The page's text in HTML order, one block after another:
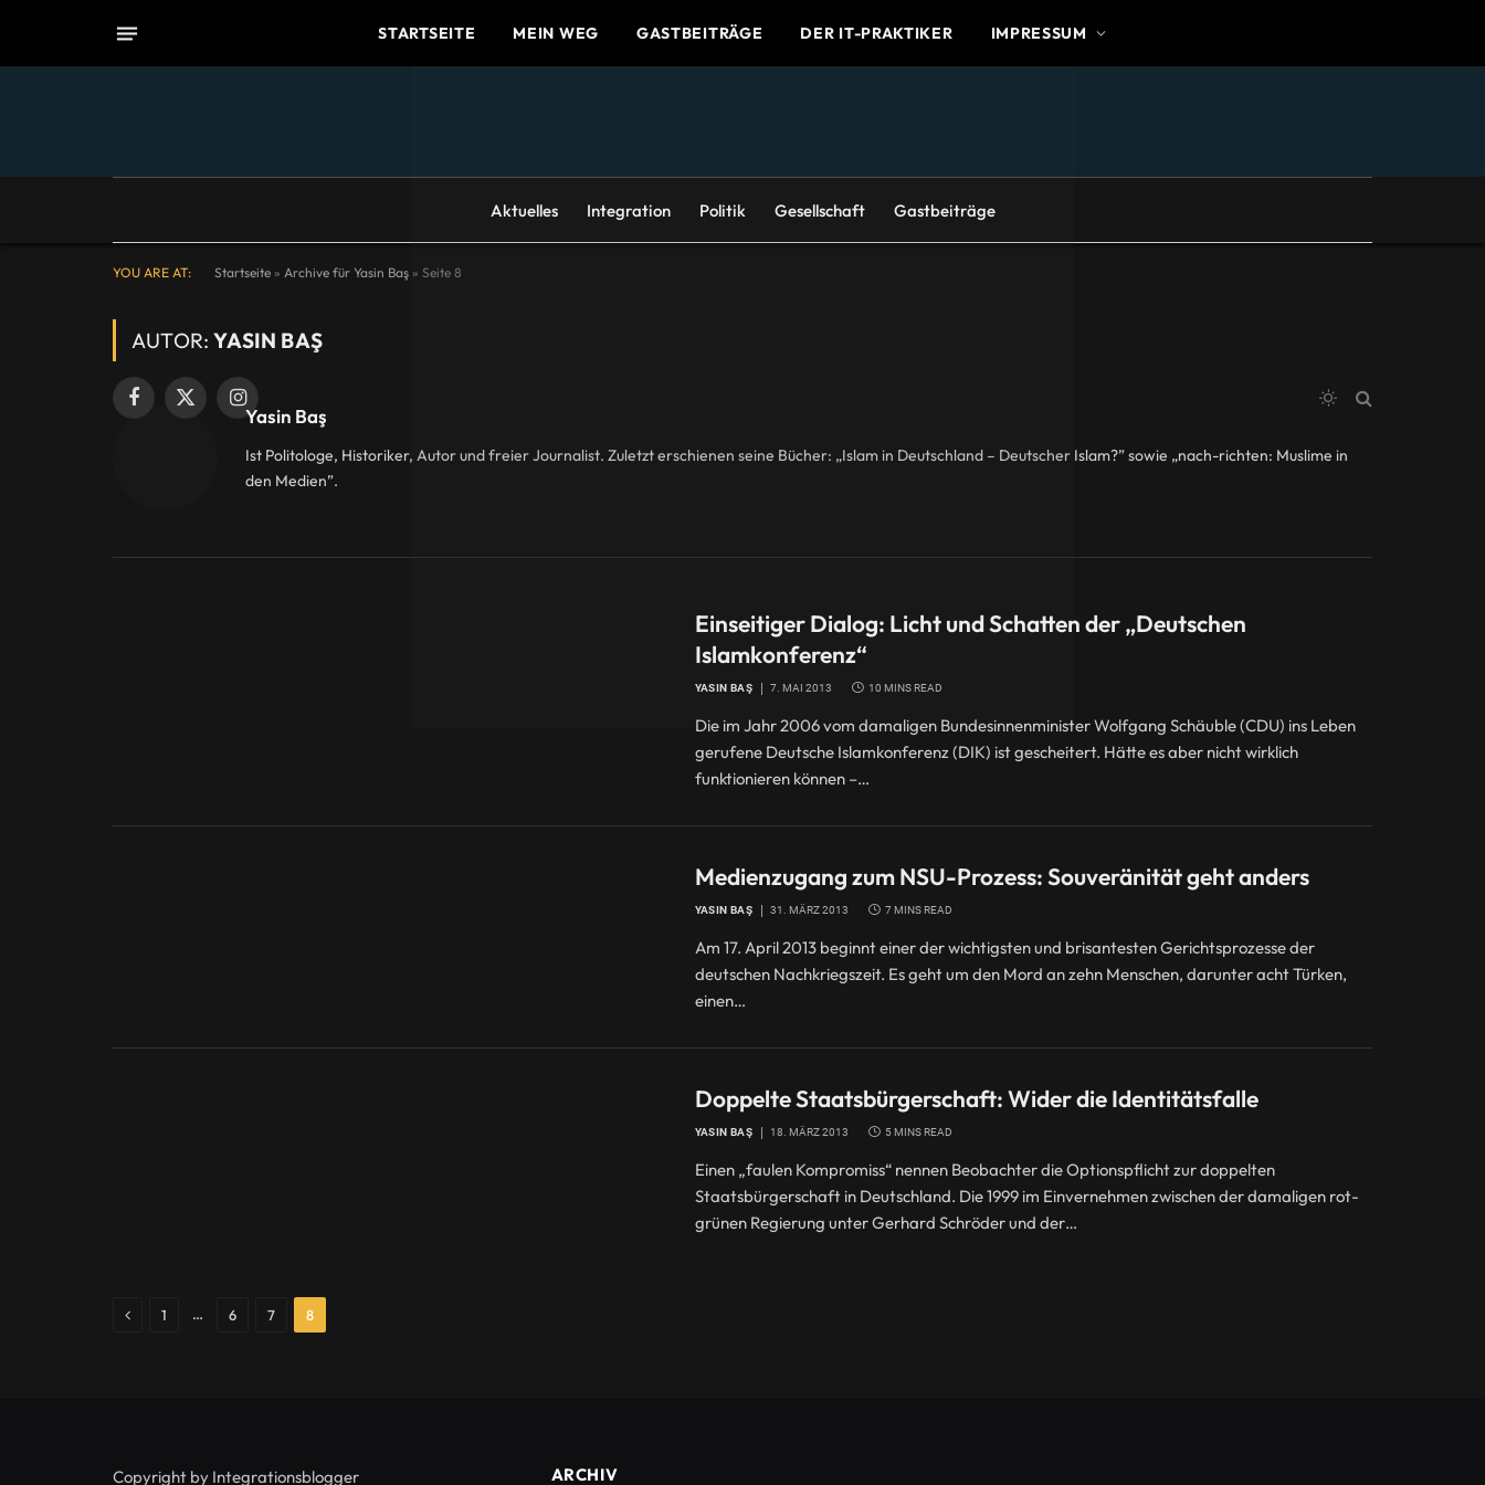
STARTSEITE MEIN WEG GASTBEITRÄGE DER IT-PRAKTIKER IMPRESSUM
Facebook
X
Instagram
Aktuelles Integration Politik Gesellschaft Gastbeiträge
YOU ARE AT: Startseite » Archive für Yasin Baş » Seite 8
AUTOR:YASIN BAŞ
Yasin Baş
Ist Politologe, Historiker, Autor und freier Journalist. Zuletzt erschienen seine Bücher: „Islam in Deutschland – Deutscher Islam?” sowie „nach-richten: Muslime in
den Medien”.
Einseitiger Dialog: Licht und Schatten der „Deutschen
Islamkonferenz“
YASIN BAŞ 7. MAI 2013 10 MINS READ
Die im Jahr 2006 vom damaligen Bundesinnenminister Wolfgang Schäuble (CDU) ins Leben
gerufene Deutsche Islamkonferenz (DIK) ist gescheitert. Hätte es aber nicht wirklich
funktionieren können –…
Medienzugang zum NSU-Prozess: Souveränität geht anders
YASIN BAŞ 31. MÄRZ 2013 7 MINS READ
Am 17. April 2013 beginnt einer der wichtigsten und brisantesten Gerichtsprozesse der
deutschen Nachkriegszeit. Es geht um den Mord an zehn Menschen, darunter acht Türken,
einen…
Doppelte Staatsbürgerschaft: Wider die Identitätsfalle
YASIN BAŞ 18. MÄRZ 2013 5 MINS READ
Einen „faulen Kompromiss“ nennen Beobachter die Optionspflicht zur doppelten
Staatsbürgerschaft in Deutschland. Die 1999 im Einvernehmen zwischen der damaligen rot-
grünen Regierung unter Gerhard Schröder und der…
Previous
1 … 6 7 8
Copyright by Integrationsblogger ARCHIV